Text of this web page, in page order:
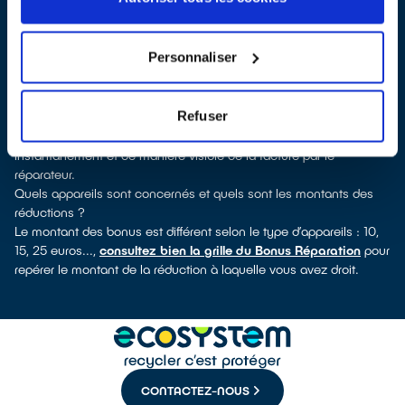
Personnaliser
Refuser
. En cliquant sur la fiche détaillée du réparateur, vous
découvrirez pour quels types d’appareils ce professionnel a
TV, informatique, outils électriques : à chaque famille
d’équipements son réparateur spécialisé et labellisé QualiRépar.
Comment bénéficier du Bonus Réparation à Bouliac ?
Le Bonus Réparation est en vigueur chez tous les professionnels
de la réparation ayant obtenu le label QualiRépar. Il est déduit
instantanément et de manière visible de la facture par le
réparateur.
Quels appareils sont concernés et quels sont les montants des
réductions ?
Le montant des bonus est différent selon le type d’appareils : 10,
15, 25 euros..., consultez bien la grille du Bonus Réparation pour
repérer le montant de la réduction à laquelle vous avez droit.
CONTACTEZ-NOUS